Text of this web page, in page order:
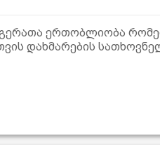
ერთობლიობა
დახმარების